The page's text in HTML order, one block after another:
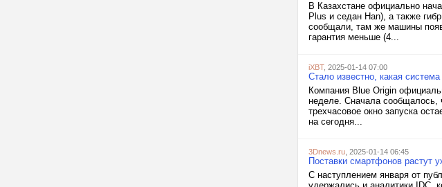
В Казахстане официально
Plus и седан Han), а также
сообщали, там же машины
гарантия меньше (4...
iXBT, 2025-01-14 07:00
Стало известно, какая
Компания Blue Origin
неделе. Сначала сообщалось,
трехчасовое окно запуска
на сегодня...
3Dnews.ru , 2025-01-14 06:45
Поставки смартфонов растут
С наступлением января от